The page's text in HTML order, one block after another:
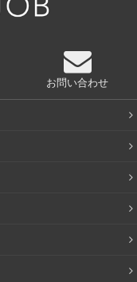
お問い合わせ